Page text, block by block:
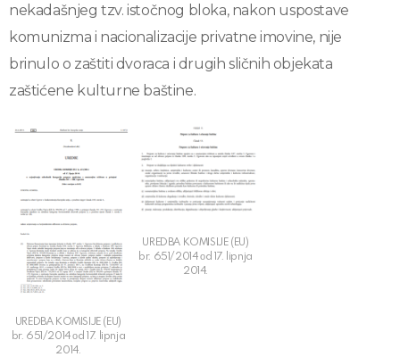
nekadašnjeg tzv. istočnog bloka, nakon uspostave
komunizma i nacionalizacije privatne imovine, nije
brinulo o zaštiti dvoraca i drugih sličnih objekata
zaštićene kulturne baštine.
UREDBA KOMISIJE (EU)
br. 651/2014 оd 17. lipnja
2014.
UREDBA KOMISIJE (EU)
br. 651/2014 оd 17. lipnja
2014.